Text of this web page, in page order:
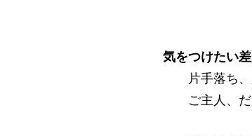
気をつけたい
片手落ち
ご主人、